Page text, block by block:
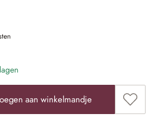
de gewenste waarde in of
aan winkelmandje